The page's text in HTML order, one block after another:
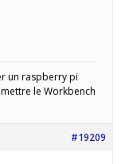
un raspberry pi
le Workbench
#19209